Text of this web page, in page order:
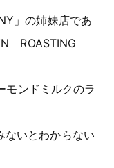
」の姉妹店であ
ROASTING
モンドミルクのラ
ないとわからない